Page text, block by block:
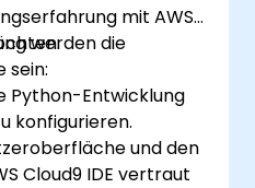
mit AWS
werden die
sein:
Python-Entwicklung
konfigurieren.
und den
Cloud9 IDE vertraut